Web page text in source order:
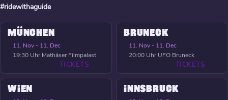
#ridewithaguide
MÜNCHEN
11. Nov - 11. Dec
19:30 Uhr Mathäser Filmpalast
TICKETS
BRUNECK
11. Nov - 11. Dec
20:00 Uhr UFO Bruneck
TICKETS
WIEN INNSBRUCK